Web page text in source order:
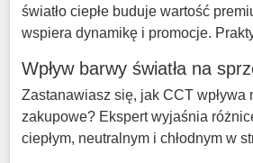
światło ciepłe buduje wartość
wspiera dynamikę i promocje.
Wpływ barwy światła na
Zastanawiasz się, jak CCT wpływa
zakupowe? Ekspert wyjaśnia
ciepłym, neutralnym i chłodnym w